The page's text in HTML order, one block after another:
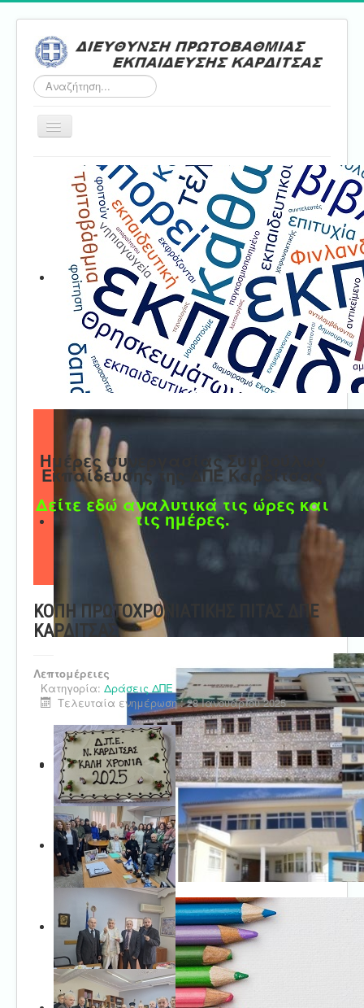
Αναζήτηση...
Εναλλαγή
Αρχική
Τμήμα Α'
Τμήμα Β'
Τμήμα Γ'
Τμήμα Δ'
Τμήμα E'
Επικοινωνία
Ημέρες συνεργασίας Συμβούλων
Εκπαίδευσης της ΔΠΕ Καρδίτσας
Δείτε εδώ αναλυτικά τις ώρες και
τις ημέρες.
ΚΟΠΗ ΠΡΩΤΟΧΡΟΝΙΑΤΙΚΗΣ ΠΙΤΑΣ ΔΠΕ
ΚΑΡΔΙΤΣΑΣ
Λεπτομέρειες
Κατηγορία: Δράσεις ΔΠΕ
Τελευταία ενημέρωση : 28 Ιανουαρίου 2025